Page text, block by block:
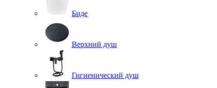
Биде
Верхний душ
Гигиенический душ